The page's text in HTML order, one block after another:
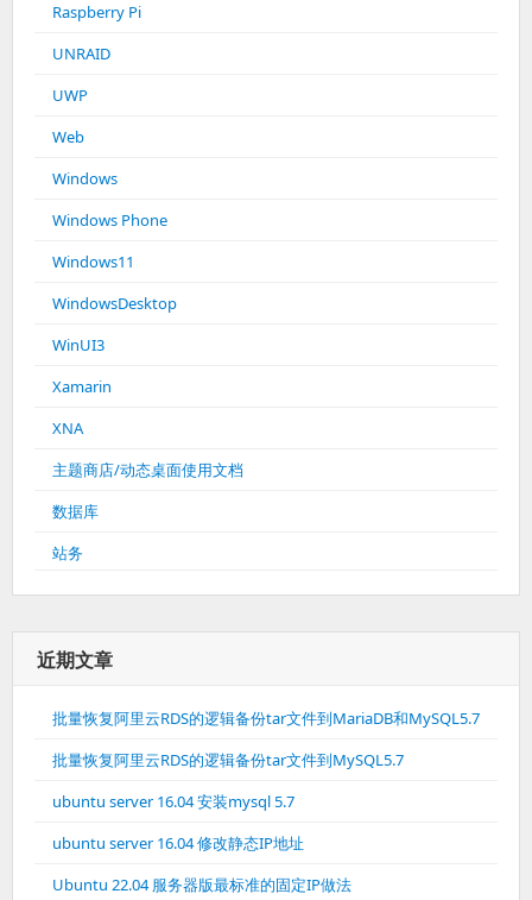
Raspberry Pi
UNRAID
UWP
Web
Windows
Windows Phone
Windows11
WindowsDesktop
WinUI3
Xamarin
XNA
主题商店/动态桌面使用文档
数据库
站务
近期文章
批量恢复阿里云RDS的逻辑备份tar文件到MariaDB和MySQL5.7
批量恢复阿里云RDS的逻辑备份tar文件到MySQL5.7
ubuntu server 16.04 安装mysql 5.7
ubuntu server 16.04 修改静态IP地址
Ubuntu 22.04 服务器版最标准的固定IP做法